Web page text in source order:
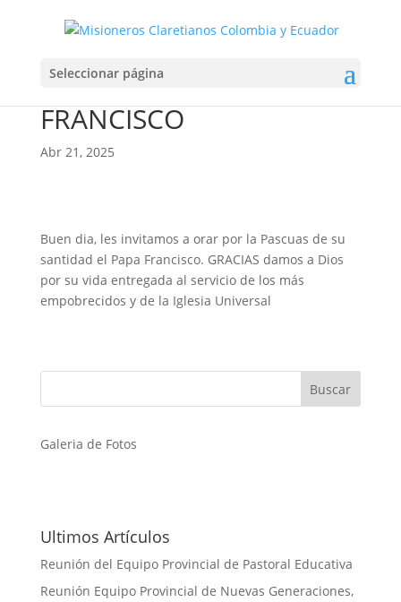
Seleccionar página
PASCUAS DE SU
SANTIDAD EL PAPA
FRANCISCO
Abr 21, 2025
Buen dia, les invitamos a orar por la Pascuas de su
santidad el Papa Francisco. GRACIAS damos a Dios
por su vida entregada al servicio de los más
empobrecidos y de la Iglesia Universal
Galeria de Fotos
Ultimos Artículos
Reunión del Equipo Provincial de Pastoral Educativa
Reunión Equipo Provincial de Nuevas Generaciones,